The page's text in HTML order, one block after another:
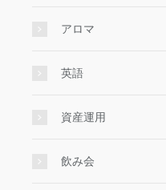
アロマ
英語
資産運用
飲み会